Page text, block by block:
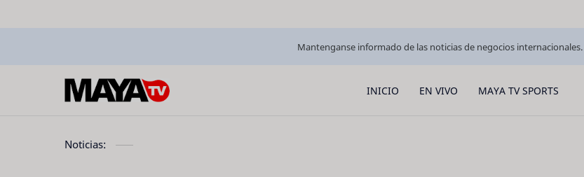
Mantenganse informado de las noticias de negocios internacionales.
INICIO EN VIVO MAYA TV SPORTS
Noticias: